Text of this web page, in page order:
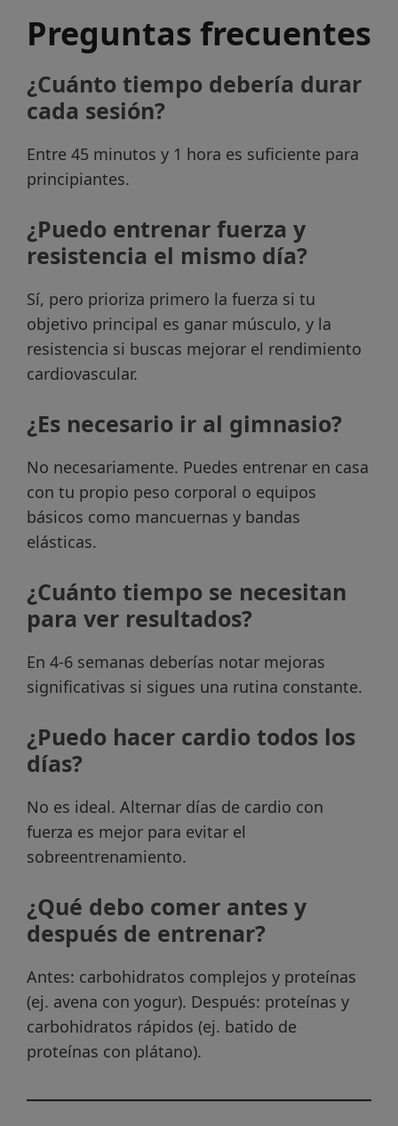
Preguntas frecuentes
¿Cuánto tiempo debería durar
cada sesión?
Entre 45 minutos y 1 hora es suficiente para
principiantes.
¿Puedo entrenar fuerza y
resistencia el mismo día?
Sí, pero prioriza primero la fuerza si tu
objetivo principal es ganar músculo, y la
resistencia si buscas mejorar el rendimiento
cardiovascular.
¿Es necesario ir al gimnasio?
No necesariamente. Puedes entrenar en casa
con tu propio peso corporal o equipos
básicos como mancuernas y bandas
elásticas.
¿Cuánto tiempo se necesitan
para ver resultados?
En 4-6 semanas deberías notar mejoras
significativas si sigues una rutina constante.
¿Puedo hacer cardio todos los
días?
No es ideal. Alternar días de cardio con
fuerza es mejor para evitar el
sobreentrenamiento.
¿Qué debo comer antes y
después de entrenar?
Antes: carbohidratos complejos y proteínas
(ej. avena con yogur). Después: proteínas y
carbohidratos rápidos (ej. batido de
proteínas con plátano).